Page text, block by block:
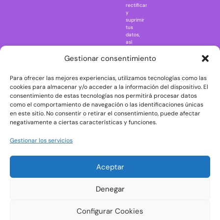
Gestionar consentimiento
Para ofrecer las mejores experiencias, utilizamos tecnologías como las
cookies para almacenar y/o acceder a la información del dispositivo. El
consentimiento de estas tecnologías nos permitirá procesar datos
como el comportamiento de navegación o las identificaciones únicas
en este sitio. No consentir o retirar el consentimiento, puede afectar
negativamente a ciertas características y funciones.
Gestionar los servicios
Aceptar
Denegar
Configurar Cookies
Rick and
The Big Bang
Theory
The Blues
Brothers
The
The Shining
rectificar
y
suprimir
tus
datos,
así
ejercer
consultando
la
información
adicional
y
detallada
sobre